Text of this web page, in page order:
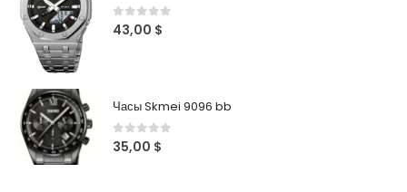
0 out of 5
43,00 $
Часы Skmei 9096 bb
0out of 5
35,00 $